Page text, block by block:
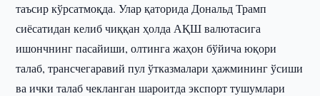
таъсир кўрсатмоқда. Улар қаторида Дональд Трамп
сиёсатидан келиб чиққан ҳолда АҚШ валютасига
ишончнинг пасайиши, олтинга жаҳон бўйича юқори
талаб, трансчегаравий пул ўтказмалари ҳажмининг ўсиши
ва ички талаб чекланган шароитда экспорт тушумлари